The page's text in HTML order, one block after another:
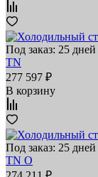
Под заказ: 25 дней
TN
277 597 ₽
В корзину
Под заказ: 25 дней
TN O